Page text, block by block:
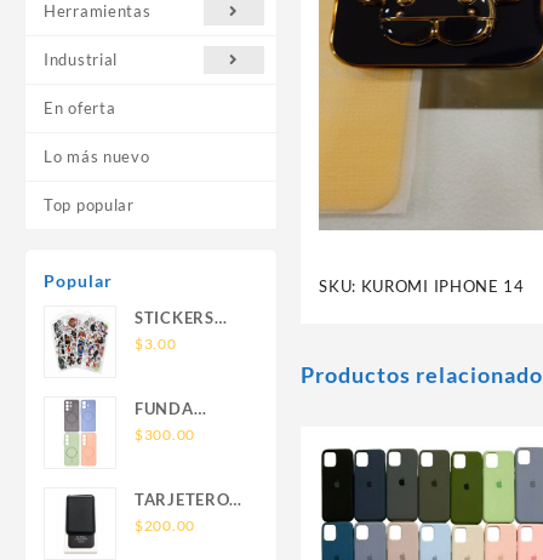
Herramientas
Industrial
En oferta
Lo más nuevo
Top popular
Popular
STICKERS
UNIVERSALES
$3.00
FUNDA
NOVA SAM
SIN SOPORTE
MAGNETICO
$300.00
TARJETERO
SIN SOPORTE
$200.00
SKU: KUROMI IPHONE 14
Productos